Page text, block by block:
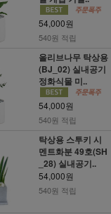
54,000원
540원 적립
올리브나무 탁상용
(BJ_02) 실내공기
정화식물 미..
54,000원
540원 적립
탁상용 스투키 시
멘트화분 49호(SH
_28) 실내공기..
54,000원
540원 적립